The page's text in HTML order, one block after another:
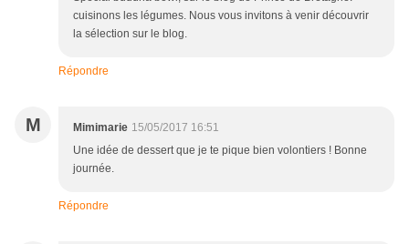
cuisinons les légumes. Nous vous invitons à venir découvrir
la sélection sur le blog.
Répondre
M Mimimarie 15/05/2017 16:51
Une idée de dessert que je te pique bien volontiers ! Bonne
journée.
Répondre